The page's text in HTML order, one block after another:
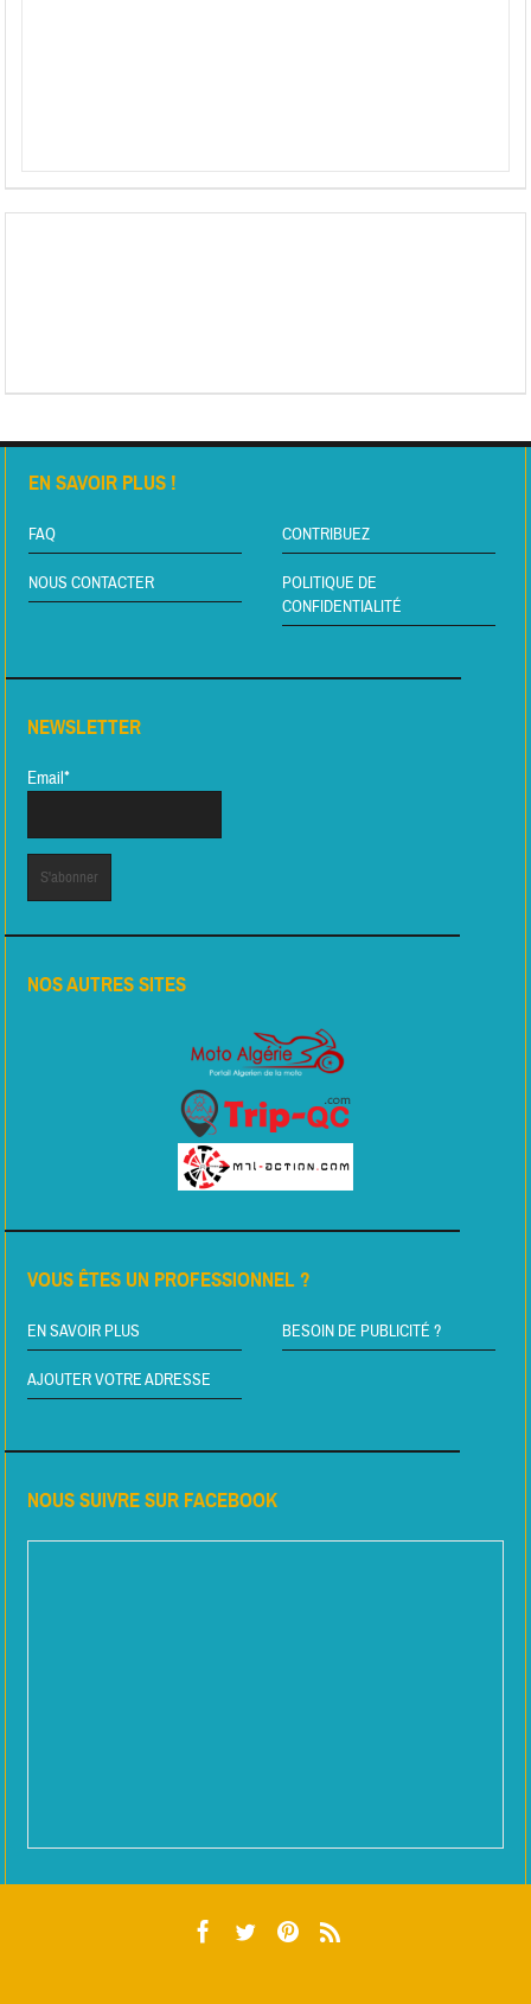
EN SAVOIR PLUS !
FAQ CONTRIBUEZ
NOUS CONTACTER
POLITIQUE DE
CONFIDENTIALITÉ
NEWSLETTER
Email*
NOS AUTRES SITES
VOUS ÊTES UN PROFESSIONNEL ?
EN SAVOIR PLUS BESOIN DE PUBLICITÉ ?
AJOUTER VOTRE ADRESSE
NOUS SUIVRE SUR FACEBOOK